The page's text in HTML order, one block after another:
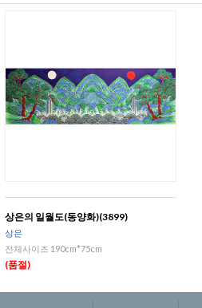
상은의 일월도(동양화)(3899)
상은
전체사이즈 190cm*75cm
(품절)